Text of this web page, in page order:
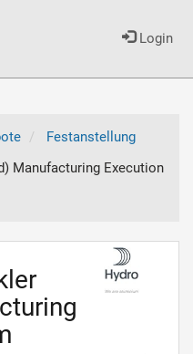
Login
Festanstellung
Manufacturing Execution